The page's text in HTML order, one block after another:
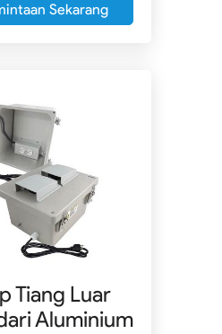
Sekarang
Tiang Luar
Aluminium